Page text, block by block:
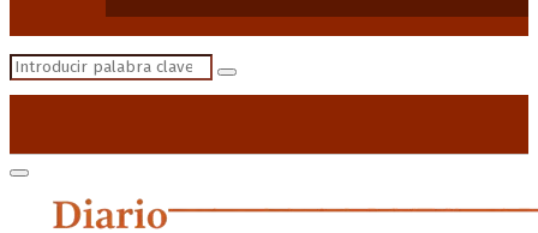
Search
Search
Primary
Menu